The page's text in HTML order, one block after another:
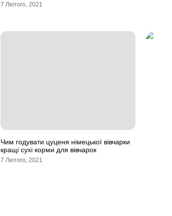
7 Лютого, 2021
Чим годувати цуценя німецької вівчарки
кращі сухі корми для вівчарок
7 Лютого, 2021